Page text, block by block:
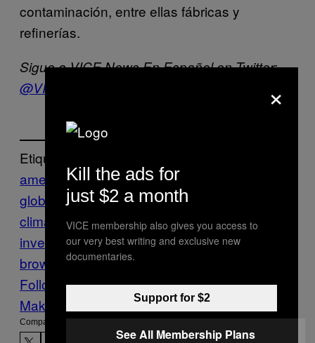
contaminación, entre ellas fábricas y
refinerías.
Sigue a VICE News En Español en Twitter:
@VICENewsEs
Etiquetado:
americas calentamiento
global
California Cambio
climático contaminación efecto
invernadero Estados Unidos jerry
brown
medioambiente
Follow Us On Discover
Make Us Preferred In Top Stories
Compartir:
×
Kill the ads for
just $2 a month
VICE membership also gives you access to
our very best writing and exclusive new
documentaries.
Support for $2
See All Membership Plans